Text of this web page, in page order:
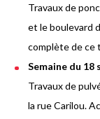
Travaux de
et le boulevard
complète de ce
Semaine du 18
Travaux de
la rue Carilou.